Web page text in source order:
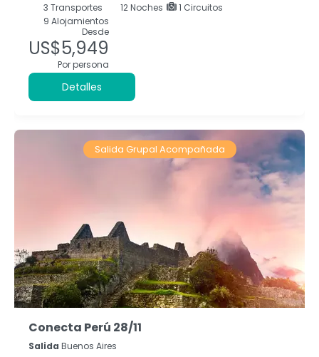
3 Transportes 12Noches
1 Circuitos
9 Alojamientos
Desde
US$5,949
Por persona
Detalles
Salida Grupal Acompañada
Conecta Perú 28/11
Salida Buenos Aires